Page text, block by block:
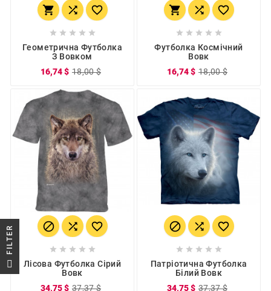
  
    
Геометрична Футболка
З Вовком
16,74 $ 18,00 $
  
    
Футболка Космічний
Вовк
16,74 $ 18,00 $
  
    
Лісова Футболка Сірий
Вовк
34,75 $ 37,37 $
  
    
Патріотична Футболка
Білий Вовк
34,75 $ 37,37 $
R